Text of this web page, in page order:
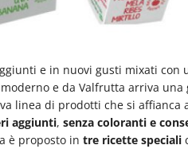
e in nuovi gusti mixati con
e da Valfrutta arriva una
linea di prodotti che si affianca
aggiunti, senza coloranti e
è proposto in tre ricette speciali